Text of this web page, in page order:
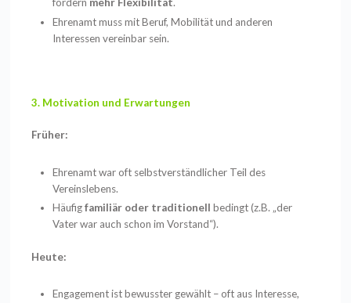
fordern mehr Flexibilität.
Ehrenamt muss mit Beruf, Mobilität und anderen
Interessen vereinbar sein.
3. Motivation und Erwartungen
Früher:
Ehrenamt war oft selbstverständlicher Teil des
Vereinslebens.
Häufigfamiliär oder traditionell bedingt (z.B. „der
Vater war auch schon im Vorstand“).
Heute:
Engagement ist bewusster gewählt – oft aus Interesse,